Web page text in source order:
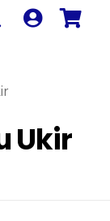
Ukir